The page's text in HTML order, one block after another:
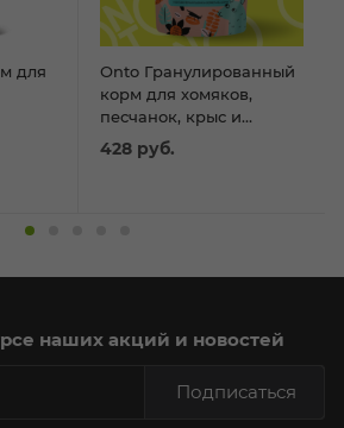
для
Оnto Гранулированный
корм для хомяков,
песчанок, крыс и
мышей, 500г
428 руб.
наших акций и новостей
Подписаться